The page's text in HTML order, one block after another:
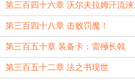
好使啊（第三更）
第三百四十六章 沃尔夫拉姆汗流浃
背
第三百四十八章 击败罚魔！
第三百五十章 装备卡：雷殛长戟
第三百五十二章 法之书现世